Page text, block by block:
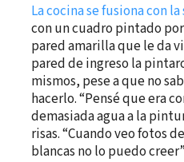
La cocina se fusiona con la
con un cuadro pintado
pared amarilla que le da
pared de ingreso la
mismos, pese a que no
hacerlo. “Pensé que era
demasiada agua a la
risas. “Cuando veo fotos
blancas no lo puedo